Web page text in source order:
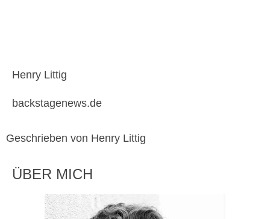
Henry Littig
backstagenews.de
Geschrieben von Henry Littig
ÜBER MICH